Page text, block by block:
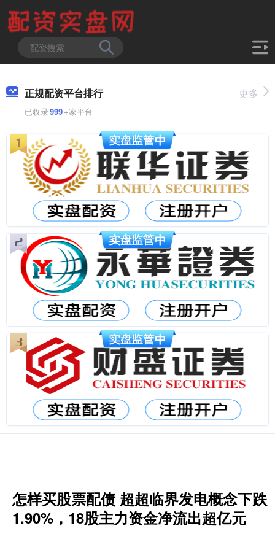
正规配资平台排行
已收录999+家平台
更多
怎样买股票配债 超超临界发电概念下跌
1.90%，18股主力资金净流出超亿元